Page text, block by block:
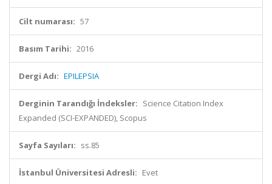
Cilt numarası: 57
Basım Tarihi: 2016
Dergi Adı: EPILEPSIA
Derginin Tarandığı İndeksler: Science Citation Index
Expanded (SCI-EXPANDED), Scopus
Sayfa Sayıları: ss.85
İstanbul Üniversitesi Adresli: Evet